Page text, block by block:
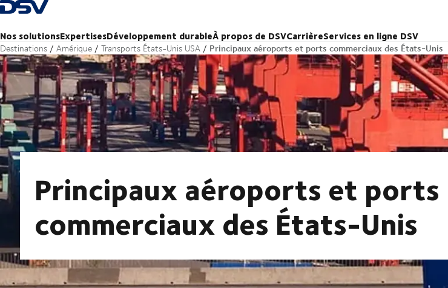
Retour à la page d'accueil
Nos solutionsExpertisesDéveloppement durableÀ propos de DSVCarrièreServices en ligne DSV
Destinations Amérique Transports États-Unis USA Principaux aéroports et ports commerciaux des États-Unis
Principaux aéroports et ports
commerciaux des États-Unis